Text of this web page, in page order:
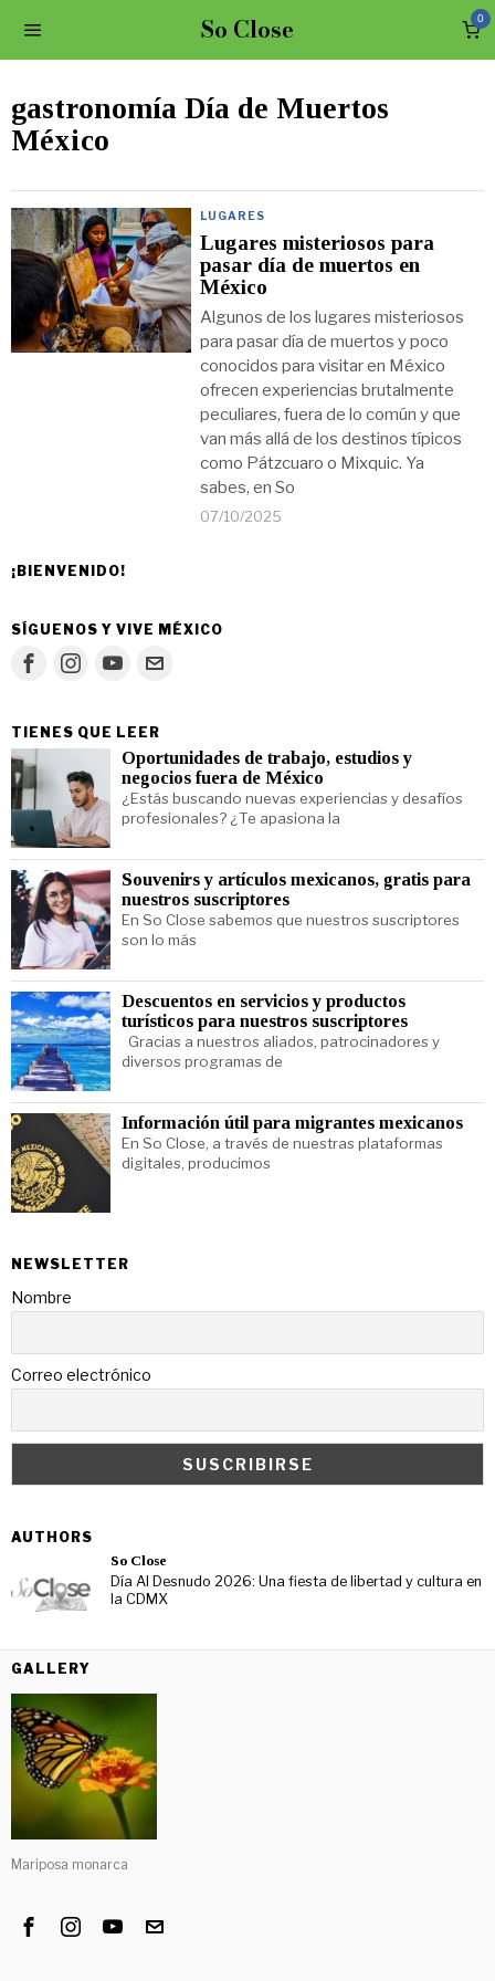
So Close 0
gastronomía Día de Muertos
México
LUGARES
Lugares misteriosos para
pasar día de muertos en
México
Algunos de los lugares misteriosos
para pasar día de muertos y poco
conocidos para visitar en México
ofrecen experiencias brutalmente
peculiares, fuera de lo común y que
van más allá de los destinos típicos
como Pátzcuaro o Mixquic. Ya
sabes, en So
07/10/2025
¡BIENVENIDO!
SÍGUENOS Y VIVE MÉXICO
TIENES QUE LEER
Oportunidades de trabajo, estudios y
negocios fuera de México
¿Estás buscando nuevas experiencias y desafíos
profesionales? ¿Te apasiona la
Souvenirs y artículos mexicanos, gratis para
nuestros suscriptores
En So Close sabemos que nuestros suscriptores
son lo más
Descuentos en servicios y productos
turísticos para nuestros suscriptores
Gracias a nuestros aliados, patrocinadores y
diversos programas de
Información útil para migrantes mexicanos
En So Close, a través de nuestras plataformas
digitales, producimos
NEWSLETTER
Nombre
Correo electrónico
AUTHORS
So Close
Día Al Desnudo 2026: Una fiesta de libertad y cultura en
la CDMX
GALLERY
Mariposa monarca